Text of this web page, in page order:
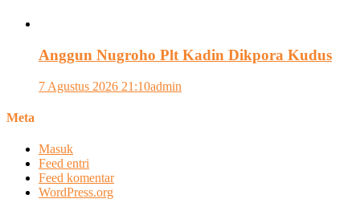
Anggun Nugroho Plt Kadin Dikpora Kudus
7 Agustus 2026 21:10admin
Meta
Masuk
Feed entri
Feed komentar
WordPress.org